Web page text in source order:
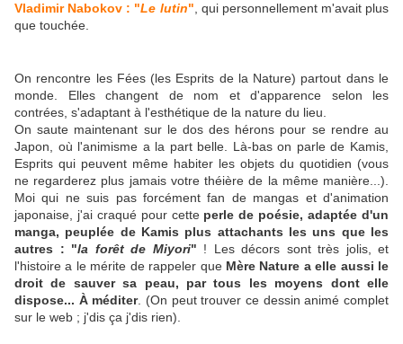
Vladimir Nabokov : "Le lutin" , qui personnellement m'avait plus
que touchée.
On rencontre les Fées (les Esprits de la Nature) partout dans le
monde. Elles changent de nom et d'apparence selon les
contrées, s'adaptant à l'esthétique de la nature du lieu.
On saute maintenant sur le dos des hérons pour se rendre au
Japon, où l'animisme a la part belle. Là-bas on parle de Kamis,
Esprits qui peuvent même habiter les objets du quotidien (vous
ne regarderez plus jamais votre théière de la même manière...).
Moi qui ne suis pas forcément fan de mangas et d'animation
japonaise, j'ai craqué pour cette perle de poésie, adaptée d'un
manga, peuplée de Kamis plus attachants les uns que les
autres : "la forêt de Miyori" ! Les décors sont très jolis, et
l'histoire a le mérite de rappeler que Mère Nature a elle aussi le
droit de sauver sa peau, par tous les moyens dont elle
dispose... À méditer. (On peut trouver ce dessin animé complet
sur le web ; j'dis ça j'dis rien).